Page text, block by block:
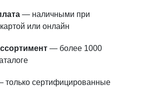
— наличными при
или онлайн
— более 1000
только сертифицированные